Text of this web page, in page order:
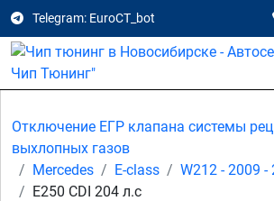
Telegram: EuroCT_bot
Отключение ЕГР клапана системы
выхлопных газов
Mercedes
E-class
W212 - 2009 -
E250 CDI 204 л.с